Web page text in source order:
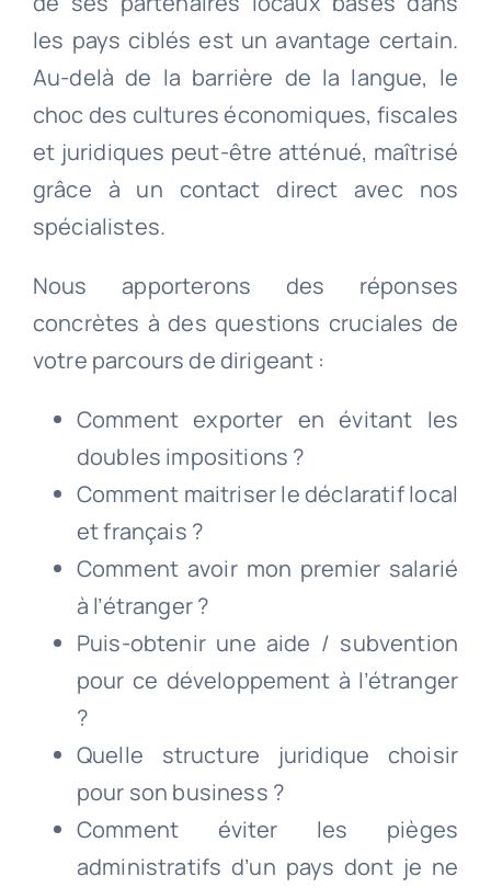
les pays ciblés est un avantage certain.
Au-delà de la barrière de la langue, le
choc des cultures économiques, fiscales
et juridiques peut-être atténué, maîtrisé
grâce à un contact direct avec nos
spécialistes.
Nous apporterons des réponses
concrètes à des questions cruciales de
votre parcours de dirigeant :
Comment exporter en évitant les
doubles impositions ?
Comment maitriser le déclaratif local
et français ?
Comment avoir mon premier salarié
à l’étranger ?
Puis-obtenir une aide / subvention
pour ce développement à l’étranger
?
Quelle structure juridique choisir
pour son business ?
Comment éviter les pièges
administratifs d’un pays dont je ne